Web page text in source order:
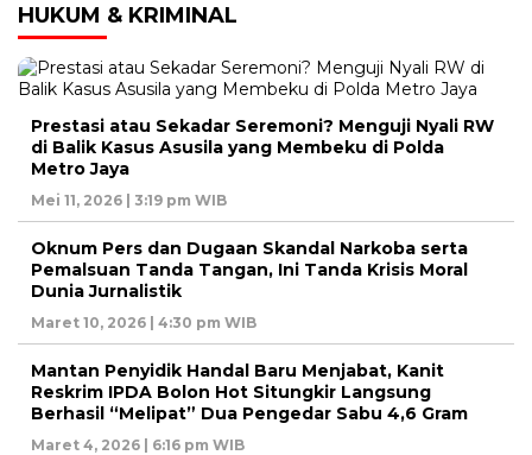
HUKUM & KRIMINAL
Prestasi atau Sekadar Seremoni? Menguji Nyali RW
di Balik Kasus Asusila yang Membeku di Polda
Metro Jaya
Mei 11, 2026 | 3:19 pm WIB
Oknum Pers dan Dugaan Skandal Narkoba serta
Pemalsuan Tanda Tangan, Ini Tanda Krisis Moral
Dunia Jurnalistik
Maret 10, 2026 | 4:30 pm WIB
Mantan Penyidik Handal Baru Menjabat, Kanit
Reskrim IPDA Bolon Hot Situngkir Langsung
Berhasil “Melipat” Dua Pengedar Sabu 4,6 Gram
Maret 4, 2026 | 6:16 pm WIB